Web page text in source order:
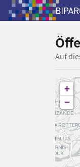
Auf
+
−